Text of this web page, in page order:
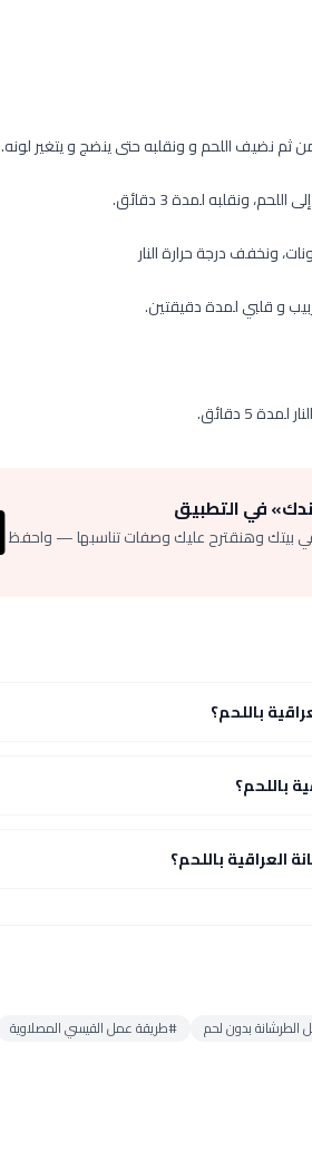
نضيف اللحم و ونقلبه حتى ينضج و يتغير لونه.
ونقلبه لمدة 3 دقائق.
ونخفف درجة حرارة النار
و قلبي لمدة دقيقتين.
5 دقائق.
في التطبيق
بيتك وهنقترح عليك وصفات تناسبها — واحفظ
باللحم؟
باللحم؟
باللحم؟
بدون لحم #طريقة عمل القيسي المصلاوية